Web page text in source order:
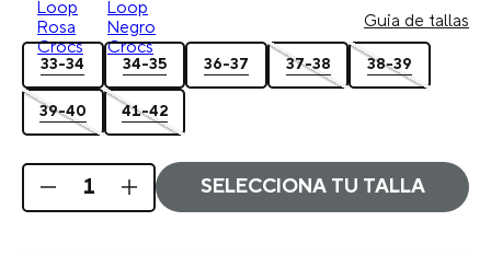
Guia de tallas
33-34 34-35 36-37 37-38 38-39
39-40 41-42
SELECCIONA TU TALLA